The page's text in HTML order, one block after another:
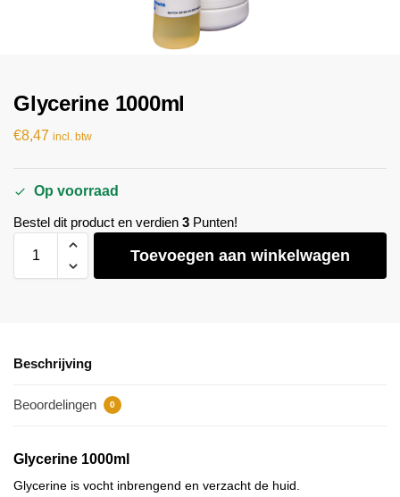
Glycerine 1000ml
€8,47 incl. btw
Op voorraad
Bestel dit product en verdien 3 Punten!
Toevoegen aan winkelwagen
Beschrijving
Beoordelingen 0
Glycerine 1000ml
Glycerine is vocht inbrengend en verzacht de huid.